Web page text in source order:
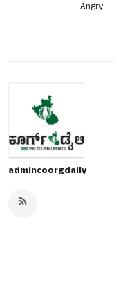
Angry
admincoorgdaily